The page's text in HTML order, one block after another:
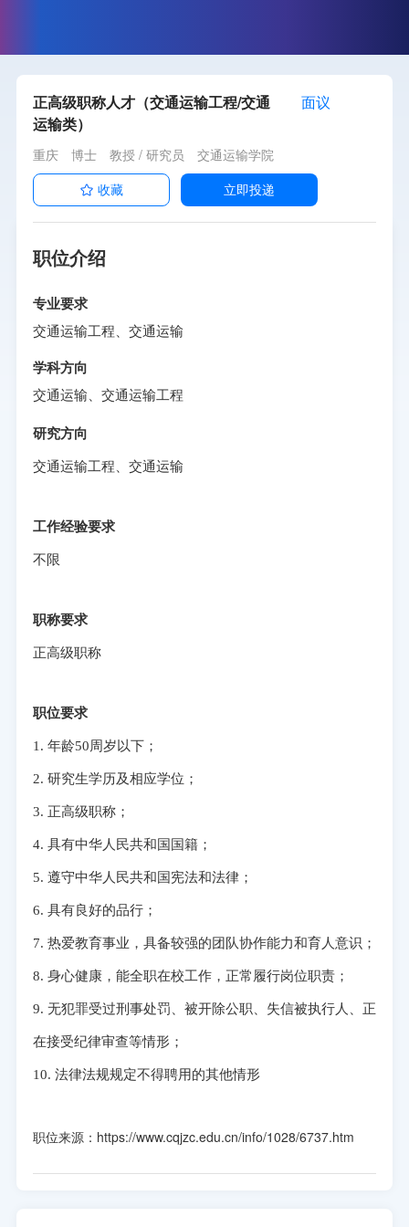
正高级职称人才（交通运输工程/交通
运输类）
面议
重庆 博士 教授 / 研究员
交通运输学院
收藏
立即投递
职位介绍
专业要求
交通运输工程、交通运输
学科方向
交通运输、交通运输工程
研究方向
交通运输工程、交通运输
工作经验要求
不限
职称要求
正高级职称
职位要求
1. 年龄50周岁以下；
2. 研究生学历及相应学位；
3. 正高级职称；
4. 具有中华人民共和国国籍；
5. 遵守中华人民共和国宪法和法律；
6. 具有良好的品行；
7. 热爱教育事业，具备较强的团队协作能力和育人意识；
8. 身心健康，能全职在校工作，正常履行岗位职责；
9. 无犯罪受过刑事处罚、被开除公职、失信被执行人、正
在接受纪律审查等情形；
10. 法律法规规定不得聘用的其他情形
职位来源：https://www.cqjzc.edu.cn/info/1028/6737.htm